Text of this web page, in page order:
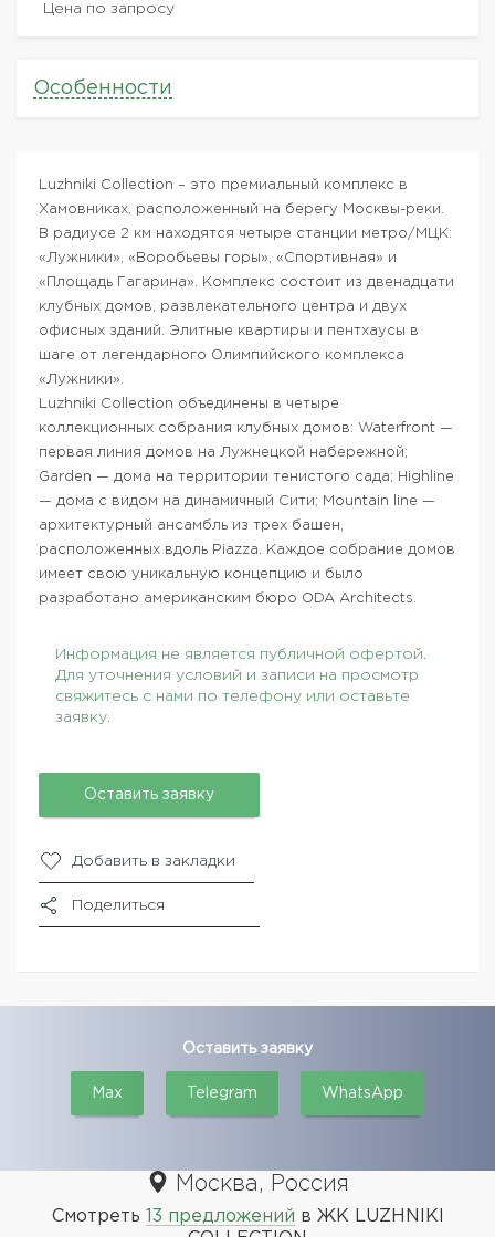
Цена по запросу
Особенности
Luzhniki Сollection – это премиальный комплекс в
Хамовниках, расположенный на берегу Москвы-реки.
В радиусе 2 км находятся четыре станции метро/МЦК:
«Лужники», «Воробьевы горы», «Спортивная» и
«Площадь Гагарина». Комплекс состоит из двенадцати
клубных домов, развлекательного центра и двух
офисных зданий. Элитные квартиры и пентхаусы в
шаге от легендарного Олимпийского комплекса
«Лужники».
Luzhniki Сollection объединены в четыре
коллекционных собрания клубных домов: Waterfront —
первая линия домов на Лужнецкой набережной;
Garden — дома на территории тенистого сада; Highline
— дома с видом на динамичный Сити; Mountain line —
архитектурный ансамбль из трех башен,
расположенных вдоль Piazza. Каждое собрание домов
имеет свою уникальную концепцию и было
разработано американским бюро ODA Architects.
Информация не является публичной офертой.
Для уточнения условий и записи на просмотр
свяжитесь с нами по телефону или оставьте
заявку.
Оставить заявку
Добавить в закладки
Поделиться
Оставить заявку
Max Telegram WhatsApp
Москва, Россия
Смотреть 13 предложений в ЖК LUZHNIKI